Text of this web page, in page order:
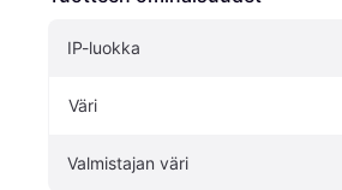
IP-luokka
Väri
Valmistajan väri